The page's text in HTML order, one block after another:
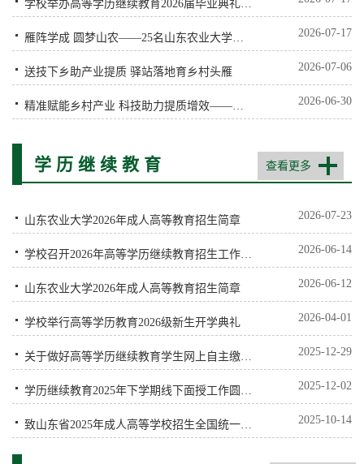
2026-07-17
送技下乡助产业提质 驿站落地育乡村头雁 2026-07-06
2026-06-30
学 历 继 续 教 育 查看更多
山东农业大学2026年成人高等教育招生简章 2026-07-23
2026-06-14
山东农业大学2026年成人高等教育招生简章 2026-06-12
学校举行高等学历教育2026级新生开学典礼 2026-04-01
2025-12-29
2025-12-02
2025-10-14